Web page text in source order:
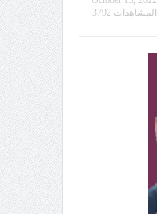
المشاهدات 3792